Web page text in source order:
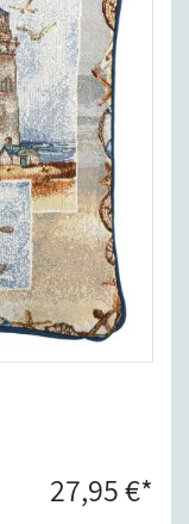
27,95 €*